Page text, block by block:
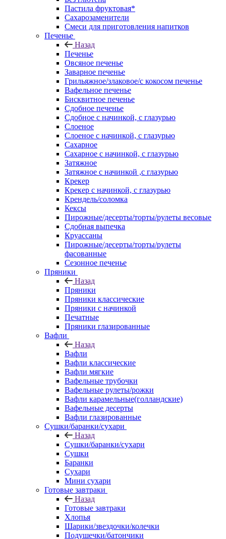
Пастила фруктовая*
Сахарозаменители
Смеси для приготовления напитков
Печенье
Назад
Печенье
Овсяное печенье
Заварное печенье
Грильяжное/злаковое/с кокосом печенье
Вафельное печенье
Бисквитное печенье
Сдобное печенье
Сдобное с начинкой, с глазурью
Слоеное
Слоеное с начинкой, с глазурью
Сахарное
Сахарное с начинкой, с глазурью
Затяжное
Затяжное с начинкой ,с глазурью
Крекер
Крекер с начинкой, с глазурью
Крендель/соломка
Кексы
Пирожные/десерты/торты/рулеты весовые
Сдобная выпечка
Круассаны
Пирожные/десерты/торты/рулеты
фасованные
Сезонное печенье
Пряники
Назад
Пряники
Пряники классические
Пряники с начинкой
Печатные
Пряники глазированные
Вафли
Назад
Вафли
Вафли классические
Вафли мягкие
Вафельные трубочки
Вафельные рулеты/рожки
Вафли карамельные(голландские)
Вафельные десерты
Вафли глазированные
Сушки/баранки/сухари
Назад
Сушки/баранки/сухари
Сушки
Баранки
Сухари
Мини сухари
Готовые завтраки
Назад
Готовые завтраки
Хлопья
Шарики/звездочки/колечки
Подушечки/батончики